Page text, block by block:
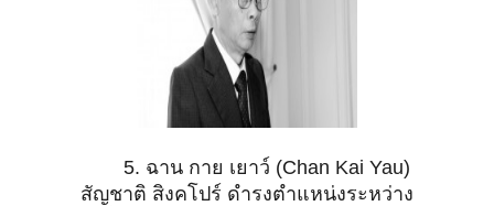
5. ฉาน กาย เยาว์ (Chan Kai Yau)
สัญชาติ สิงคโปร์ ดำรงตำแหน่งระหว่าง